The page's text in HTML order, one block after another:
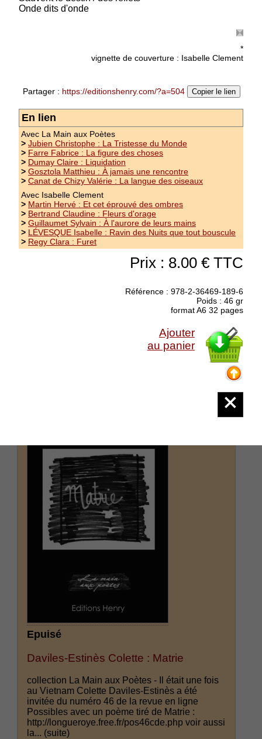
dirigée par Laurent Grison - Cinquante poètes
les textes de cinquante auteurs contemporains,
d'ici et d'ailleurs. Ils sont en français et en
langues étrangères (espagnol, italien,
Epuisé
Daviles-Estinès Colette : Matrie
collection La Main aux Poètes - Il était une fois
au Vietnam Colette Daviles-Estinès a été
invitée du numéro 46 de la revue en ligne
Possibles avec un poème tiré de Matrie :
http://longueroye.free.fr/pos46cde.php voir aussi
la... (suite)
Onde dits d'onde
*
vignette de couverture : Isabelle Clement
Partager : https://editionshenry.com/?a=504 Copier le lien
En lien
Avec La Main aux Poètes
> Jubien Christophe : La Tristesse du Monde
> Farre Fabrice : La figure des choses
> Dumay Claire : Liquidation
> Gosztola Matthieu : À jamais une rencontre
> Canat de Chizy Valérie : La langue des oiseaux
Avec Isabelle Clement
> Martin Hervé : Et cet éprouvé des ombres
> Bertrand Claudine : Fleurs d'orage
> Guillaumet Sylvain : À l'aurore de leurs mains
> LÉVESQUE Isabelle : Ravin des Nuits que tout bouscule
> Regy Clara : Furet
Prix : 8.00 € TTC
Référence : 978-2-36469-189-6
Poids : 46 gr
format A6 32 pages
Ajouter
au panier